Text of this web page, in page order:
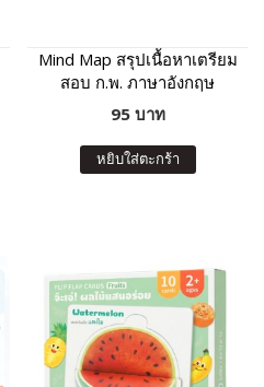
Mind Map สรุปเนื้อหาเตรียม
สอบ ก.พ. ภาษาอังกฤษ
95 บาท
หยิบใส่ตะกร้า